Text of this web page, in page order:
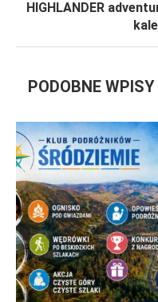
HIGHLANDER
PODOBNE